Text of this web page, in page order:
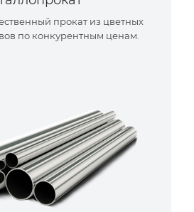
прокат из цветных
по конкурентным ценам.